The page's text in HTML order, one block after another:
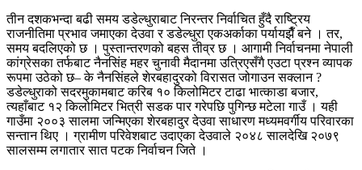
तीन दशकभन्दा बढी समय डडेल्धुराबाट निरन्तर निर्वाचित हुँदै राष्ट्रिय
राजनीतिमा प्रभाव जमाएका देउवा र डडेल्धुरा एकअर्काका पर्यायझैँ बने । तर,
समय बदलिएको छ । पुस्तान्तरणको बहस तीव्र छ । आगामी निर्वाचनमा नेपाली
कांग्रेसका तर्फबाट नैनसिंह महर चुनावी मैदानमा उत्रिएसँगै एउटा प्रश्न व्यापक
रूपमा उठेको छ– के नैनसिंहले शेरबहादुरको विरासत जोगाउन सक्लान ?
डडेल्धुराको सदरमुकामबाट करिब १० किलोमिटर टाढा भात्काडा बजार,
त्यहाँबाट १२ किलोमिटर भित्री सडक पार गरेपछि पुगिन्छ मटेला गाउँ । यही
गाउँमा २००३ सालमा जन्मिएका शेरबहादुर देउवा साधारण मध्यमवर्गीय परिवारका
सन्तान थिए । ग्रामीण परिवेशबाट उदाएका देउवाले २०४८ सालदेखि २०७९
सालसम्म लगातार सात पटक निर्वाचन जिते ।